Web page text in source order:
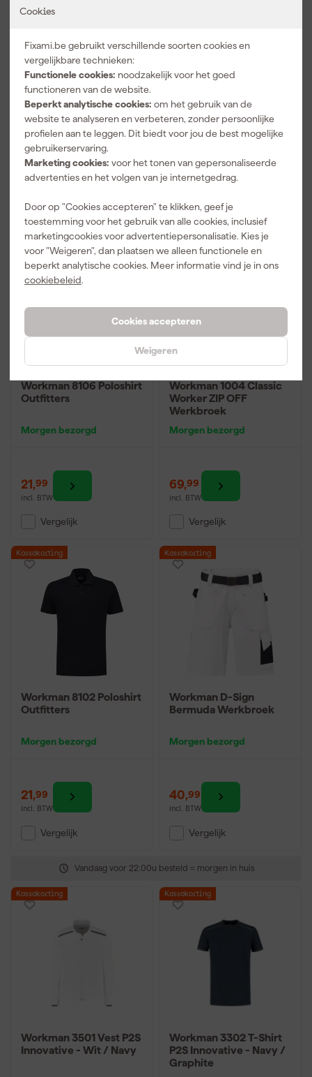
Cookies
Fixami.be gebruikt verschillende soorten cookies en
vergelijkbare technieken:
Functionele cookies: noodzakelijk voor het goed
functioneren van de website.
Beperkt analytische cookies: om het gebruik van de
website te analyseren en verbeteren, zonder persoonlijke
profielen aan te leggen. Dit biedt voor jou de best mogelijke
gebruikerservaring.
Marketing cookies: voor het tonen van gepersonaliseerde
advertenties en het volgen van je internetgedrag.
Door op "Cookies accepteren" te klikken, geef je
toestemming voor het gebruik van alle cookies, inclusief
marketingcookies voor advertentiepersonalisatie. Kies je
voor "Weigeren", dan plaatsen we alleen functionele en
beperkt analytische cookies. Meer informatie vind je in ons
cookiebeleid.
Cookies accepteren
Weigeren
Vandaag voor 22:00u besteld = morgen in huis
Workman 81061
Poloshirt Outfitters
Dames
Morgen bezorgd
20, 66
Vergelijk
Workman 25271
Morgen bezorgd
92,
Vergelijk
Workman 8106 Poloshirt
Outfitters
Morgen bezorgd
21,99
incl. BTW
Vergelijk
Kassakorting
Workman 1004 Classic
Worker ZIP OFF
Werkbroek
Morgen bezorgd
69,99
incl. BTW
Vergelijk
Kassakorting
Workman 8102 Poloshirt
Outfitters
Morgen bezorgd
21,99
incl. BTW
Vergelijk
Kassakorting
Workman D-Sign
Bermuda Werkbroek
Morgen bezorgd
40,99
incl. BTW
Vergelijk
Kassakorting
Workman 3501 Vest P2S
Innovative - Wit / Navy
Kassakorting
Workman 3302 T-Shirt
P2S Innovative - Navy /
Graphite